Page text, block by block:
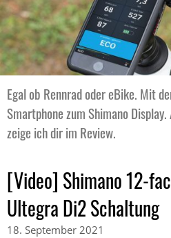
Egal ob Rennrad oder eBike. Mit
Smartphone zum Shimano
zeige ich dir im Review.
[Video] Shimano 12-
Ultegra Di2 Schaltung
18. September 2021